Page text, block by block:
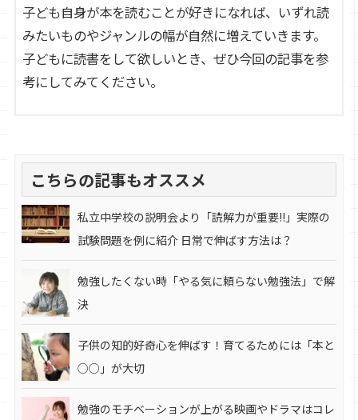
子ども自身が本を読むことが好きになれば、いずれ読
みたいものやジャンルの幅が自然に増えていきます。
子どもに読書をして欲しいとき、ぜひ今回の記事を参
考にしてみてください。
こちらの記事もオススメ
私立中学校の説明会より「読解力が重要!!」実際の
試験問題を例に紹介 日常で伸ばす方法は？
勉強したくない時「やる気に頼らない勉強法」で解
決
子供の知的好奇心を伸ばす！育てるためには「本と
○○」が大切
勉強のモチベーションが上がる映画やドラマはコレ